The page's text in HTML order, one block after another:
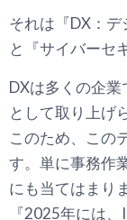
それは『DX：デ
と『サイバーセ
DXは多くの企
として取り上げ
このため、この
す。単に事務作
にも当てはまり
『2025年には